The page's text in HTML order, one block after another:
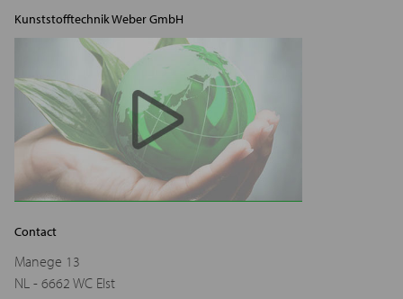
Kunststofftechnik Weber GmbH
Contact
Manege 13
NL - 6662 WC Elst